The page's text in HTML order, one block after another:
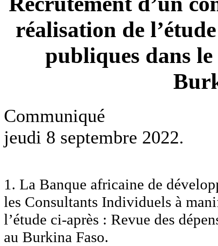
réalisation de
publiques dans le
Communiqué
jeudi 8 septembre 2022.
1. La Banque africaine de
les Consultants Individuels à
l’étude ci-après : Revue des
au Burkina Faso.